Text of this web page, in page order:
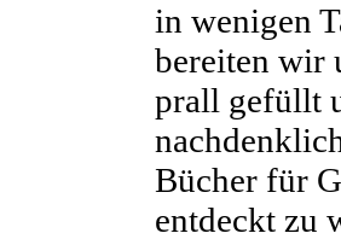
in wenigen
bereiten wir
prall gefüllt
Bücher für
entdeckt zu